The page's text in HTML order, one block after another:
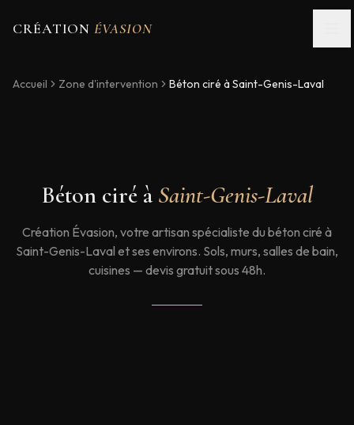
CRÉATIONÉVASION
Accueil Zone d'intervention Béton ciré àSaint-Genis-Laval
Béton ciré à Saint-Genis-Laval
Création Évasion, votre artisan spécialiste du béton ciré à
Saint-Genis-Laval et ses environs. Sols, murs, salles de bain,
cuisines — devis gratuit sous 48h.